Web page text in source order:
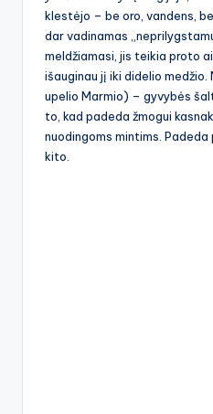
klestėjo – be oro, vandens,
dar vadinamas
meldžiamasi, jis teikia proto
išauginau jį iki didelio
upelio Marmio) – gyvybės
to, kad padeda žmogui
nuodingoms mintims.
kito.